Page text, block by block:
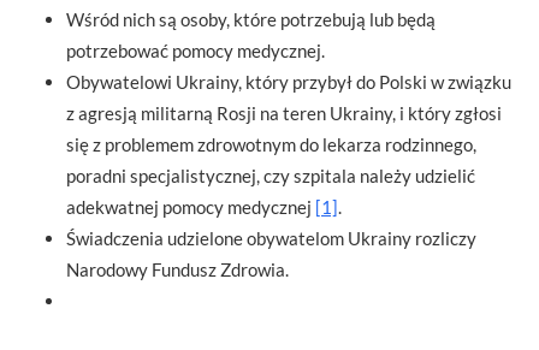
Wśród nich są osoby, które potrzebują lub będą
potrzebować pomocy medycznej.
Obywatelowi Ukrainy, który przybył do Polski w związku
z agresją militarną Rosji na teren Ukrainy, i który zgłosi
się z problemem zdrowotnym do lekarza rodzinnego,
poradni specjalistycznej, czy szpitala należy udzielić
adekwatnej pomocy medycznej [1]
Świadczenia udzielone obywatelom Ukrainy rozliczy
Narodowy Fundusz Zdrowia.